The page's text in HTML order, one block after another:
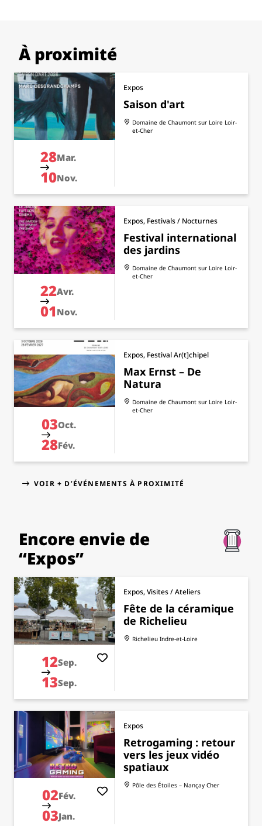
À proximité
28Mar.
10Nov.
Expos
Saison d'art
Domaine de Chaumont sur Loire Loir-
et-Cher
22Avr.
01 Nov.
Expos, Festivals / Nocturnes
Festival international
des jardins
Domaine de Chaumont sur Loire Loir-
et-Cher
03Oct.
28Fév.
Expos, Festival Ar(t]chipel
Max Ernst – De
Natura
Domaine de Chaumont sur Loire Loir-
et-Cher
VOIR + D’ÉVÉNEMENTS À PROXIMITÉ
Encore envie de
“Expos”
12Sep.
13Sep.
Expos, Visites / Ateliers
Fête de la céramique
de Richelieu
RichelieuIndre-et-Loire
02Fév.
03Jan.
Expos
Retrogaming : retour
vers les jeux vidéo
spatiaux
Pôle des Étoiles – NançayCher